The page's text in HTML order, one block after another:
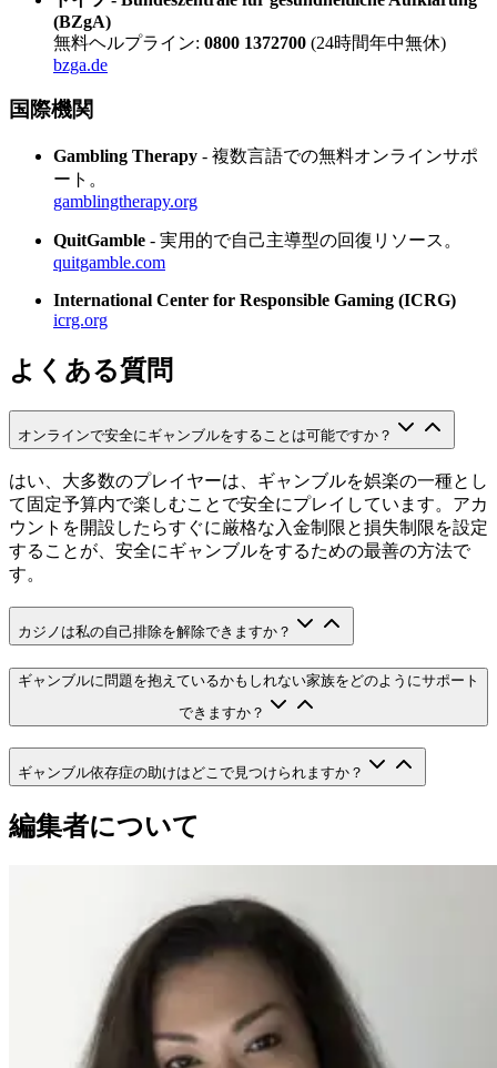
(BZgA)
無料ヘルプライン: 0800 1372700 (24時間年中無休)
bzga.de
国際機関
Gambling Therapy - 複数言語での無料オンラインサポ
ート。
gamblingtherapy.org
QuitGamble - 実用的で自己主導型の回復リソース。
quitgamble.com
International Center for Responsible Gaming (ICRG)
icrg.org
よくある質問
オンラインで安全にギャンブルをすることは可能ですか？
はい、大多数のプレイヤーは、ギャンブルを娯楽の一種とし
て固定予算内で楽しむことで安全にプレイしています。アカ
ウントを開設したらすぐに厳格な入金制限と損失制限を設定
することが、安全にギャンブルをするための最善の方法で
す。
カジノは私の自己排除を解除できますか？
ギャンブルに問題を抱えているかもしれない家族をどのようにサポート
できますか？
ギャンブル依存症の助けはどこで見つけられますか？
編集者について